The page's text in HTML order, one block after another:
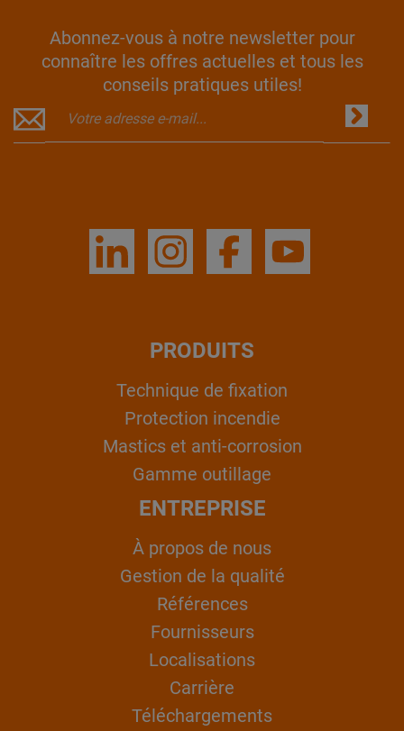
Abonnez-vous à notre newsletter pour
connaître les offres actuelles et tous les
conseils pratiques utiles!
PRODUITS
Technique de fixation
Protection incendie
Mastics et anti-corrosion
Gamme outillage
ENTREPRISE
À propos de nous
Gestion de la qualité
Références
Fournisseurs
Localisations
Carrière
Téléchargements